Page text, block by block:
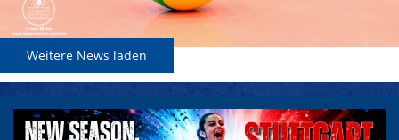
Weitere News laden